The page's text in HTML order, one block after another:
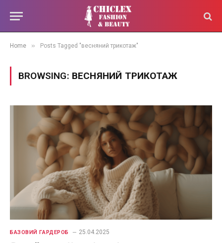
Home » Posts Tagged "весняний трикотаж"
BROWSING: ВЕСНЯНИЙ ТРИКОТАЖ
БАЗОВИЙ ГАРДЕРОБ 25.04.2025